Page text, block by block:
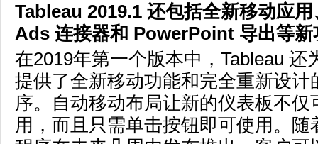
Tableau 2019.1 还包括全新移动应用
Ads 连接器和 PowerPoint 导出等新
在2019年第一个版本中，Tableau 还
提供了全新移动功能和完全重新设计
序。自动移动布局让新的仪表板不仅
用，而且只需单击按钮即可使用。随